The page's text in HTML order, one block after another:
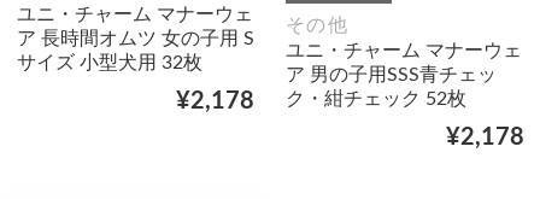
ユニ・チャーム マナーウェ
ア 長時間オムツ 女の子用 S
サイズ 小型犬用 32枚
¥2,178
その他
ユニ・チャーム マナーウェ
ア 男の子用SSS青チェッ
ク・紺チェック 52枚
¥2,178